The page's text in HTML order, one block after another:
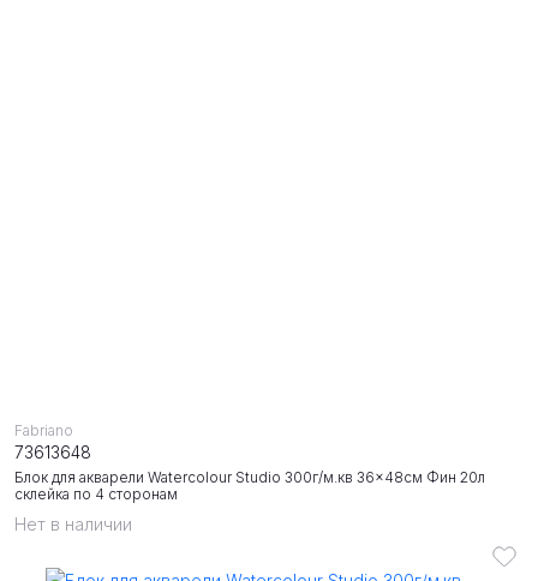
Нет в наличии
Блок для акварели Watercolour Studio 300г/м.кв 36x48см Фин 20л
склейка по 4 сторонам
Fabriano
73613648